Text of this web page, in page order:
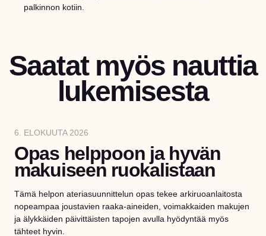
palkinnon kotiin.
Saatat myös nauttia
lukemisesta
6. ELOKUUTA 2026
Opas helppoon ja hyvän
makuiseen ruokalistaan
Tämä helpon ateriasuunnittelun opas tekee arkiruoanlaitosta
nopeampaa joustavien raaka-aineiden, voimakkaiden makujen
ja älykkäiden päivittäisten tapojen avulla hyödyntää myös
tähteet hyvin.